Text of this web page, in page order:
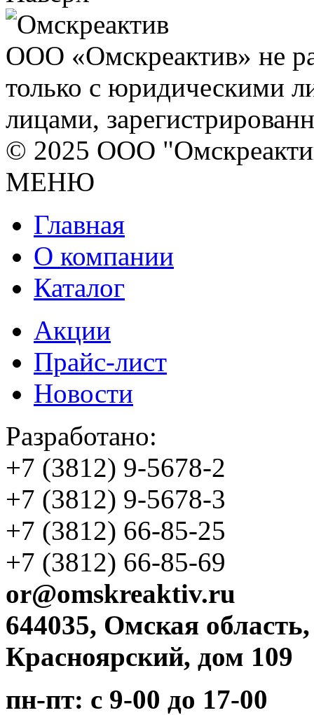
ООО «Омскреактив» не
только с юридическими
лицами,
© 2025 ООО
МЕНЮ
Главная
О компании
Каталог
Акции
Прайс-лист
Новости
Разработано:
+7 (3812) 9-5678-2
+7 (3812) 9-5678-3
+7 (3812) 66-85-25
+7 (3812) 66-85-69
or@omskreaktiv.ru
644035, Омская
Красноярский, дом 109
пн-пт: с 9-00 до 17-00